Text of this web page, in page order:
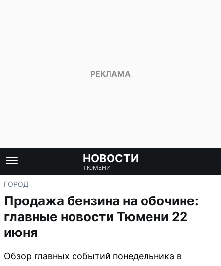
НОВОСТИ
ТЮМЕНИ
ГОРОД
Продажа бензина на обочине:
главные новости Тюмени 22
июня
Обзор главных событий понедельника в